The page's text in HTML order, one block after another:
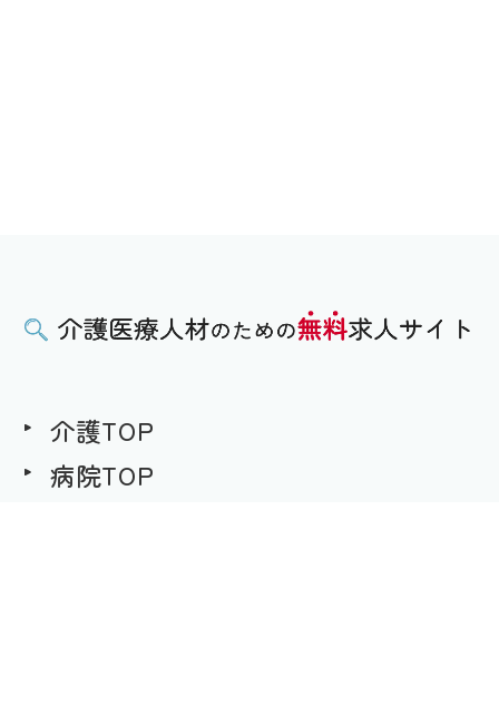
介護TOP
病院TOP